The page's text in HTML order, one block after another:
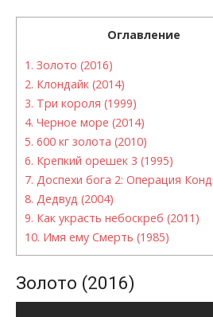
Оглавление
1. Золото (2016)
2. Клондайк (2014)
3. Три короля (1999)
4. Черное море (2014)
5. 600 кг золота (2010)
6. Крепкий орешек 3 (1995)
7. Доспехи бога 2: Операция
8. Дедвуд (2004)
9. Как украсть небоскреб (2011)
10. Имя ему Смерть (1985)
Золото (2016)